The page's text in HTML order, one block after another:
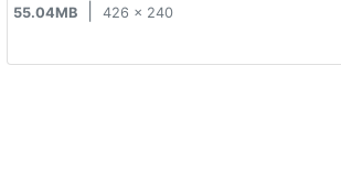
55.04MB 426 x 240